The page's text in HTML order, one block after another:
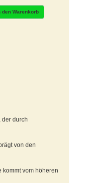
den Warenkorb
der durch
von den
kommt vom höheren